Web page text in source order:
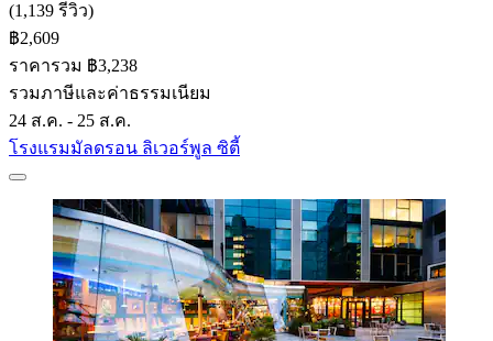
(1,139 รีวิว)
฿2,609
ราคารวม ฿3,238
รวมภาษีและค่าธรรมเนียม
24 ส.ค. - 25 ส.ค.
โรงแรมมัลดรอน ลิเวอร์พูล ซิตี้